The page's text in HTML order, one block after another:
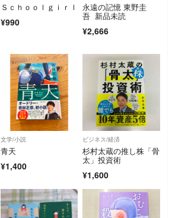
Ｓｃｈｏｏｌｇｉｒｌ
¥990
永遠の記憶 東野圭
吾 新品未読
¥2,666
文学/小説
青天
¥1,400
ビジネス/経済
杉村太蔵の推し株「骨
太」投資術
¥1,600